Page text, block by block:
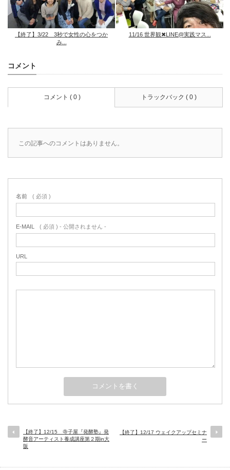
【終了】3/22 3秒で女性の心をつか
み...
11/16 世界観✖︎LINE@実践マス...
コメント
コメント ( 0 ) トラックバック ( 0 )
この記事へのコメントはありません。
名前 ( 必須 )
E-MAIL ( 必須 ) - 公開されません -
URL
【終了】12/15 寺子屋『発酵塾』発
酵音アーティスト養成講座第２期in大
阪
【終了】12/17 ウェイクアップセミナ
ー